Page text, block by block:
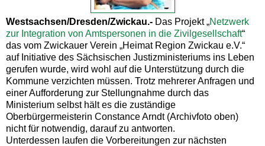
Westsachsen/Dresden/Zwickau.- Das Projekt „Netzwerk
zur Integration von Amtspersonen in die Zivilgesellschaft“
das vom Zwickauer Verein „Heimat Region Zwickau e.V.“
auf Initiative des Sächsischen Justizministeriums ins Leben
gerufen wurde, wird wohl auf die Unterstützung durch die
Kommune verzichten müssen. Trotz mehrerer Anfragen und
einer Aufforderung zur Stellungnahme durch das
Ministerium selbst hält es die zuständige
Oberbürgermeisterin Constance Arndt (Archivfoto oben)
nicht für notwendig, darauf zu antworten.
Unterdessen laufen die Vorbereitungen zur nächsten